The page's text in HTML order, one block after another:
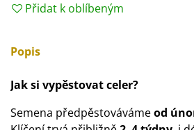
Přidat k oblíbeným
Popis
Jak si vypěstovat celer?
Semena předpěstovávámeod